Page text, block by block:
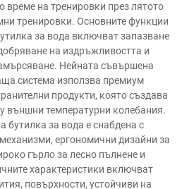
време на тренировки през лятото
тренировки. Основните функции
за вода включват запазване
на издръжливостта и
Нейната съвършена
система използва премиум
продукти, която създава
външни температурни колебания.
бутилка за вода е снабдена с
ергономични дизайни за
гърло за лесно пълнене и
характеристики включват
повърхности, устойчиви на